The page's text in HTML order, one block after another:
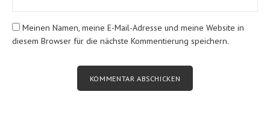
Meinen Namen, meine E-Mail-Adresse und meine Website in
diesem Browser für die nächste Kommentierung speichern.